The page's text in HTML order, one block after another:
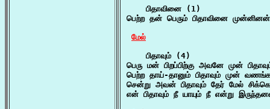
    பிதாவினை (1)
பெற்ற தன் பெரும் பிதாவினை
மேல்
    பிதாவும் (4)
பெரு மன் பிறப்பிற்கு அவனே முன்
பெற்ற தாய்-தானும் பிதாவும் முன்
சென்று அவன் பிதாவும் தேர் மேல்
என் பிதாவும் நீ யாயும் நீ என்று